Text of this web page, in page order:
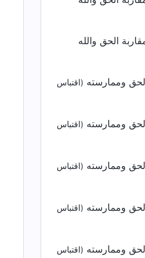
الحق والله
وممارسته (اقتباس
وممارسته (اقتباس
وممارسته (اقتباس
وممارسته (اقتباس
وممارسته (اقتباس